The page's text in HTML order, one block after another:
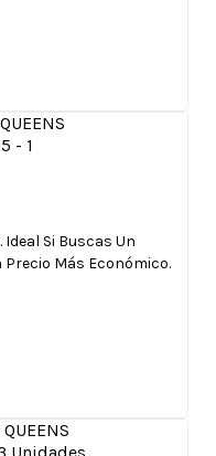
Si Buscas Un
Precio Más Económico.